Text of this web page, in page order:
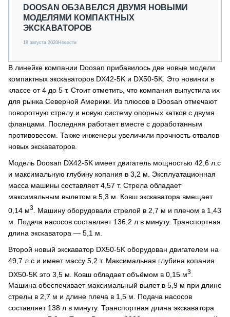
О ПРОЕКТЕ
DOOSAN ОБЗАВЕЛСЯ ДВУМЯ НОВЫМИ
МОДЕЛЯМИ КОМПАКТНЫХ
ЭКСКАВАТОРОВ
18 августа 2020Новости
В линейке компании Doosan прибавилось две новые модели
компактных экскаваторов DX42-5K и DX50-5K. Это новинки в
классе от 4 до 5 т. Стоит отметить, что компания выпустила их
для рынка Северной Америки. Из плюсов в Doosan отмечают
поворотную стрелу и новую систему опорных катков с двумя
фланцами. Последняя работает вместе с доработанным
противовесом. Также инженеры увеличили прочность отвалов
новых экскаваторов.
Модель Doosan DX42-5K имеет двигатель мощностью 42,6 л.с
и максимальную глубину копания в 3,2 м. Эксплуатационная
масса машины составляет 4,57 т. Стрела обладает
максимальным вылетом в 5,3 м. Ковш экскаватора вмещает
0,14 м3
. Машину оборудовали стрелой в 2,7 м и плечом в 1,43
м. Подача насосов составляет 136,2 л в минуту. Транспортная
длина экскаватора — 5,1 м.
Второй новый экскаватор DX50-5K оборудован двигателем на
49,7 л.с и имеет массу 5,2 т. Максимальная глубина копания
DX50-5K это 3,5 м. Ковш обладает объёмом в 0,15 м3
Машина обеспечивает максимальный вылет в 5,9 м при длине
стрелы в 2,7 м и длине плеча в 1,5 м. Подача насосов
составляет 138 л в минуту. Транспортная длина экскаватора